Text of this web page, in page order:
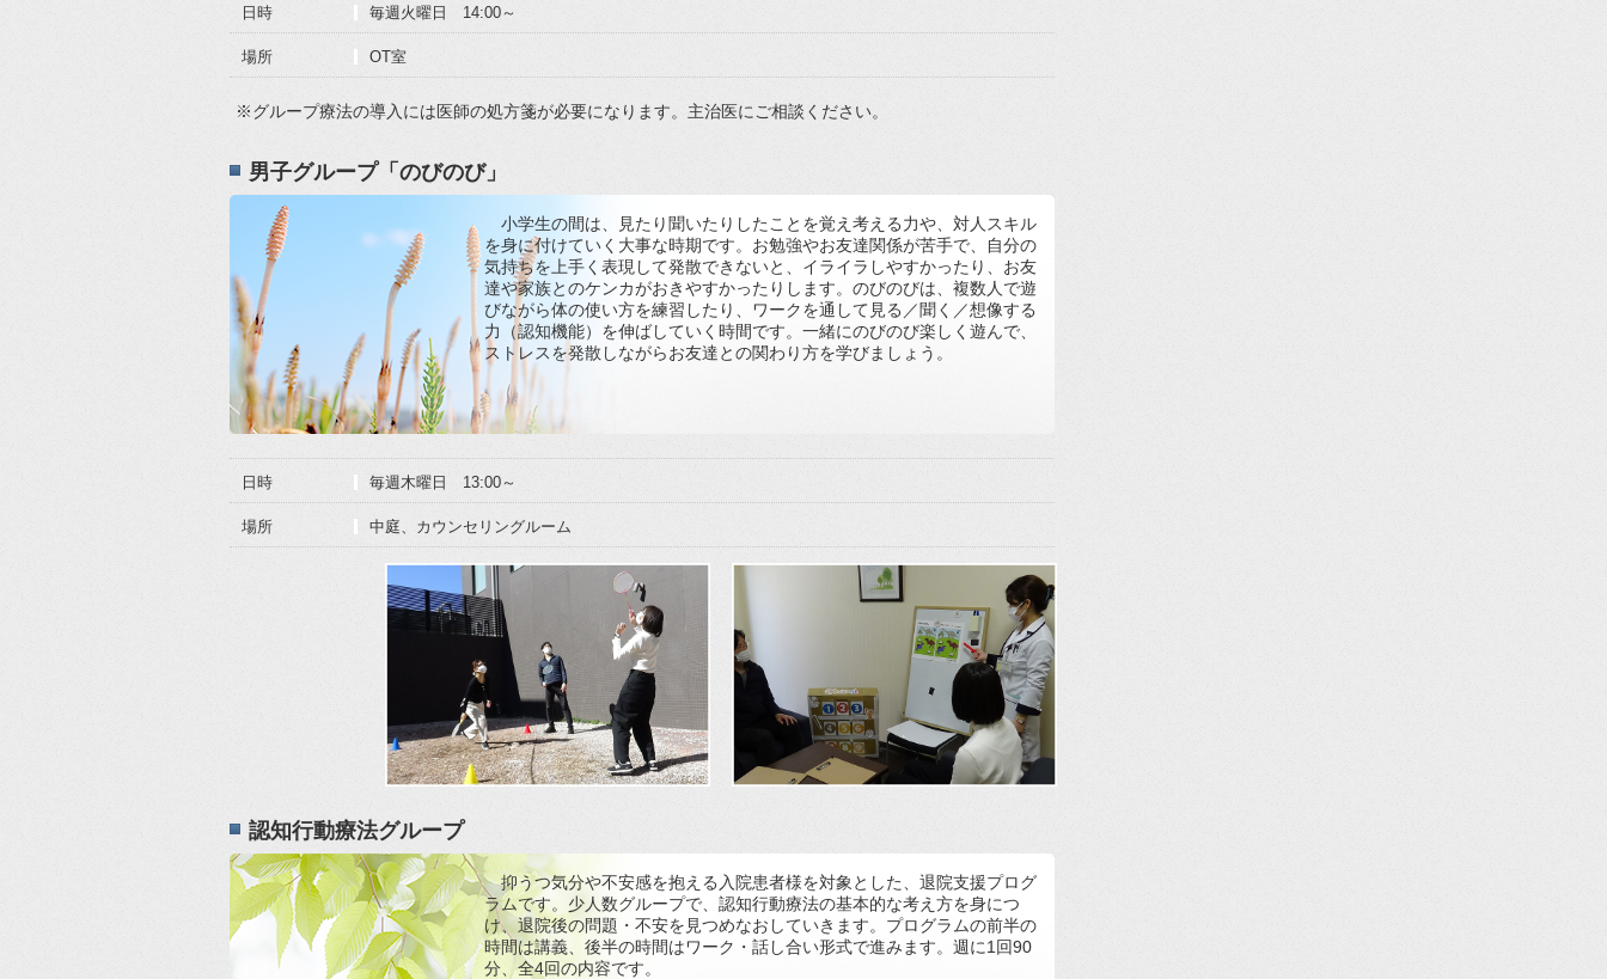
日時 毎週火曜日 14:00～
場所 OT室
※グループ療法の導入には医師の処方箋が必要になります。主治医にご相談ください。
男子グループ「のびのび」
小学生の間は、見たり聞いたりしたことを覚え考える力や、対人スキル
を身に付けていく大事な時期です。お勉強やお友達関係が苦手で、自分の
気持ちを上手く表現して発散できないと、イライラしやすかったり、お友
達や家族とのケンカがおきやすかったりします。のびのびは、複数人で遊
びながら体の使い方を練習したり、ワークを通して見る／聞く／想像する
力（認知機能）を伸ばしていく時間です。一緒にのびのび楽しく遊んで、
ストレスを発散しながらお友達との関わり方を学びましょう。
日時 毎週木曜日 13:00～
場所 中庭、カウンセリングルーム
認知行動療法グループ
抑うつ気分や不安感を抱える入院患者様を対象とした、退院支援プログ
ラムです。少人数グループで、認知行動療法の基本的な考え方を身につ
け、退院後の問題・不安を見つめなおしていきます。プログラムの前半の
時間は講義、後半の時間はワーク・話し合い形式で進みます。週に1回90
分、全4回の内容です。